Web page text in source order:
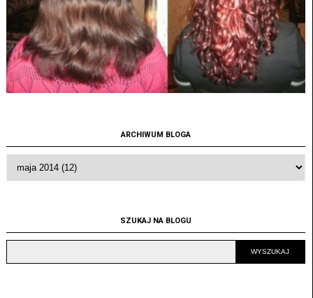
ARCHIWUM BLOGA
SZUKAJ NA BLOGU